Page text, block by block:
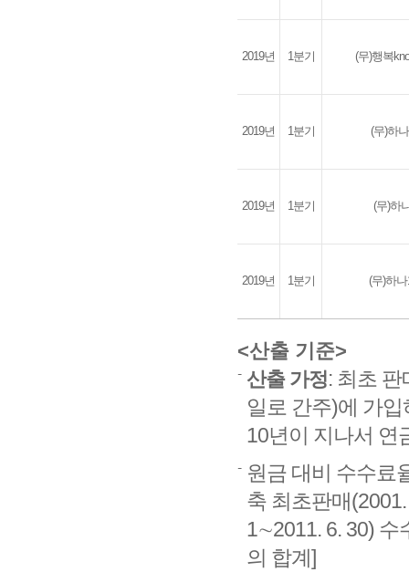
2019년 1분기 (무)행복
2019년 1분기 (무)하
2019년 1분기 (무)하
2019년 1분기 (무)하
<산출 기준>
산출 가정: 최초
일로 간주)에 가
10년이 지나서 연
원금 대비 수수료
축 최초판매
1∼2011. 6. 30) 수
의 합계]